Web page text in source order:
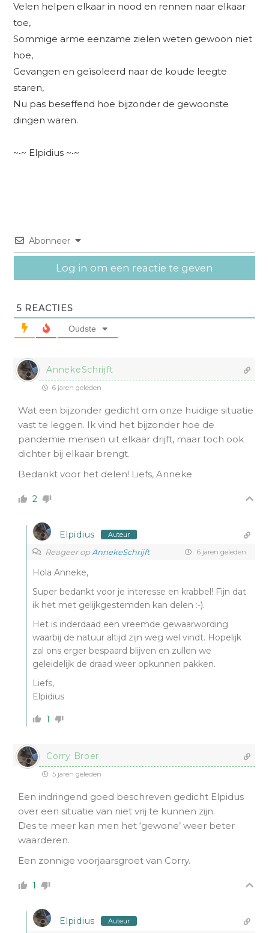
Velen helpen elkaar in nood en rennen naar elkaar
toe,
Sommige arme eenzame zielen weten gewoon niet
hoe,
Gevangen en geïsoleerd naar de koude leegte
staren,
Nu pas beseffend hoe bijzonder de gewoonste
dingen waren.
~•~ Elpidius ~•~
Abonneer
Log in om een reactie te geven
5 REACTIES
Oudste
AnnekeSchrijft
6 jaren geleden
Wat een bijzonder gedicht om onze huidige situatie
vast te leggen. Ik vind het bijzonder hoe de
pandemie mensen uit elkaar drijft, maar toch ook
dichter bij elkaar brengt.
Bedankt voor het delen! Liefs, Anneke
2
Elpidius Auteur
Reageer op AnnekeSchrijft 6 jaren geleden
Hola Anneke,
Super bedankt voor je interesse en krabbel! Fijn dat
ik het met gelijkgestemden kan delen :-).
Het is inderdaad een vreemde gewaarwording
waarbij de natuur altijd zijn weg wel vindt. Hopelijk
zal ons erger bespaard blijven en zullen we
geleidelijk de draad weer opkunnen pakken.
Liefs,
Elpidius
1
Corry Broer
5 jaren geleden
Een indringend goed beschreven gedicht Elpidus
over een situatie van niet vrij te kunnen zijn.
Des te meer kan men het ‘gewone’ weer beter
waarderen.
Een zonnige voorjaarsgroet van Corry.
1
Elpidius Auteur